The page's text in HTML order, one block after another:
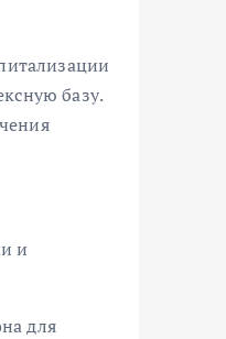
базу.
и
для